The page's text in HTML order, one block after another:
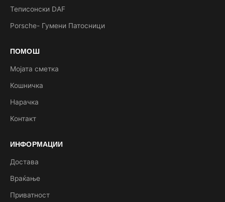
Теписонски DAF
Porsche- Гумени Патосници
ПОМОШ
Мојата сметка
Кошничка
Нарачка
Контакт
ИНФОРМАЦИИ
Достава
Враќање
Приватност